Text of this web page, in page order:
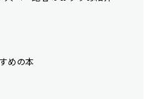
めの本